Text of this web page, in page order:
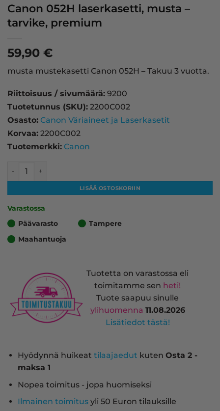
Canon 052H laserkasetti, musta –
tarvike, premium
59,90 €
musta mustekasetti Canon 052H – Takuu 3 vuotta.
Riittoisuus / sivumäärä: 9200
Tuotetunnus (SKU): 2200C002
Osasto: Canon Väriaineet ja Laserkasetit
Korvaa: 2200C002
Tuotemerkki: Canon
Canon 052H laserkasetti, musta – tarvike, premium määrä
LISÄÄ OSTOSKORIIN
Varastossa
Päävarasto
Tampere
Maahantuoja
Tuotetta on varastossa eli
toimitamme sen heti!
Tuote saapuu sinulle
ylihuomenna 11.08.2026
Lisätiedot tästä!
Hyödynnä huikeat tilaajaedut kuten Osta 2 -
maksa 1
Nopea toimitus - jopa huomiseksi
Ilmainen toimitusyli 50 Euron tilauksille